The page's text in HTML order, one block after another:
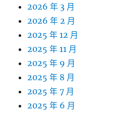
2026 年 3 月
2026 年 2 月
2025 年 12 月
2025 年 11 月
2025 年 9 月
2025 年 8 月
2025 年 7 月
2025 年 6 月